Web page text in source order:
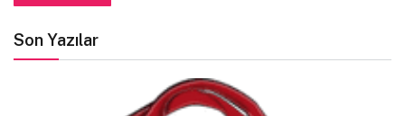
Son Yazılar